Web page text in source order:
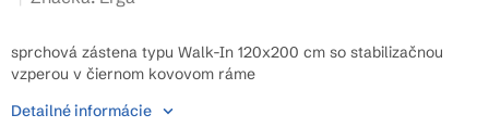
je
5,0
sprchová zástena typu Walk-In 120x200 cm so stabilizačnou
vzperou v čiernom kovovom ráme
Detailné informácie